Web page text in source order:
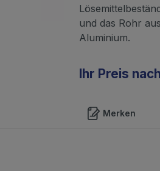
und das Rohr
Aluminium.
Ihr Preis
Merken